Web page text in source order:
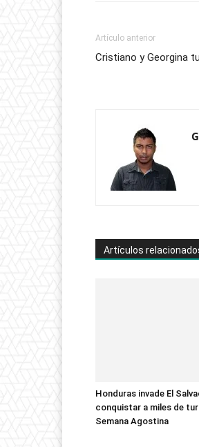
Artículo anterior
Cristiano y Georgina
Artículos
Honduras invade El
conquistar a miles de
Semana Agostina